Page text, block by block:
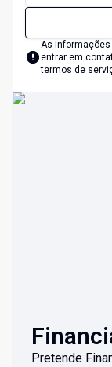
As informações
entrar em
termos de
Pretende